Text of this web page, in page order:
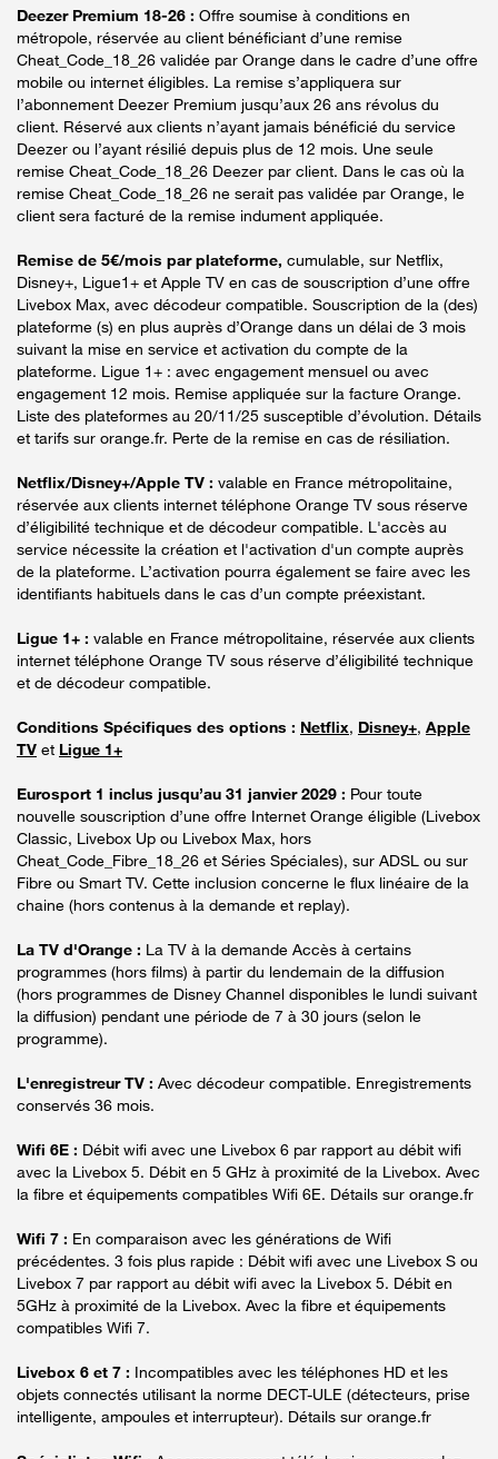
Deezer Premium 18-26 : Offre soumise à conditions en
métropole, réservée au client bénéficiant d’une remise
Cheat_Code_18_26 validée par Orange dans le cadre d’une offre
mobile ou internet éligibles. La remise s’appliquera sur
l’abonnement Deezer Premium jusqu’aux 26 ans révolus du
client. Réservé aux clients n’ayant jamais bénéficié du service
Deezer ou l’ayant résilié depuis plus de 12 mois. Une seule
remise Cheat_Code_18_26 Deezer par client. Dans le cas où la
remise Cheat_Code_18_26 ne serait pas validée par Orange, le
client sera facturé de la remise indument appliquée.
Remise de 5€/mois par plateforme, cumulable, sur Netflix,
Disney+, Ligue1+ et Apple TV en cas de souscription d’une offre
Livebox Max, avec décodeur compatible. Souscription de la (des)
plateforme (s) en plus auprès d’Orange dans un délai de 3 mois
suivant la mise en service et activation du compte de la
plateforme. Ligue 1+ : avec engagement mensuel ou avec
engagement 12 mois. Remise appliquée sur la facture Orange.
Liste des plateformes au 20/11/25 susceptible d’évolution. Détails
et tarifs sur orange.fr. Perte de la remise en cas de résiliation.
Netflix/Disney+/Apple TV : valable en France métropolitaine,
réservée aux clients internet téléphone Orange TV sous réserve
d’éligibilité technique et de décodeur compatible. L'accès au
service nécessite la création et l'activation d'un compte auprès
de la plateforme. L’activation pourra également se faire avec les
identifiants habituels dans le cas d’un compte préexistant.
Ligue 1+ : valable en France métropolitaine, réservée aux clients
internet téléphone Orange TV sous réserve d’éligibilité technique
et de décodeur compatible.
Conditions Spécifiques des options : Netflix, Disney+, Apple
TV et Ligue 1+
Eurosport 1 inclus jusqu’au 31 janvier 2029 : Pour toute
nouvelle souscription d’une offre Internet Orange éligible (Livebox
Classic, Livebox Up ou Livebox Max, hors
Cheat_Code_Fibre_18_26 et Séries Spéciales), sur ADSL ou sur
Fibre ou Smart TV. Cette inclusion concerne le flux linéaire de la
chaine (hors contenus à la demande et replay).
La TV d'Orange : La TV à la demande Accès à certains
programmes (hors films) à partir du lendemain de la diffusion
(hors programmes de Disney Channel disponibles le lundi suivant
la diffusion) pendant une période de 7 à 30 jours (selon le
programme).
L'enregistreur TV : Avec décodeur compatible. Enregistrements
conservés 36 mois.
Wifi 6E : Débit wifi avec une Livebox 6 par rapport au débit wifi
avec la Livebox 5. Débit en 5 GHz à proximité de la Livebox. Avec
la fibre et équipements compatibles Wifi 6E. Détails sur orange.fr
Wifi 7 : En comparaison avec les générations de Wifi
précédentes. 3 fois plus rapide : Débit wifi avec une Livebox S ou
Livebox 7 par rapport au débit wifi avec la Livebox 5. Débit en
5GHz à proximité de la Livebox. Avec la fibre et équipements
compatibles Wifi 7.
Livebox 6 et 7 : Incompatibles avec les téléphones HD et les
objets connectés utilisant la norme DECT-ULE (détecteurs, prise
intelligente, ampoules et interrupteur). Détails sur orange.fr